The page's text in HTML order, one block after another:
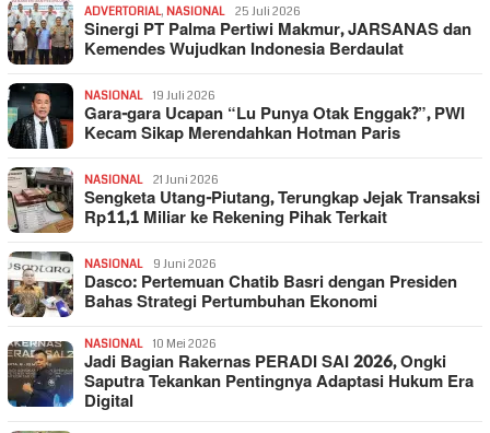
ADVERTORIAL, NASIONAL 25 Juli 2026
Sinergi PT Palma Pertiwi Makmur, JARSANAS dan
Kemendes Wujudkan Indonesia Berdaulat
NASIONAL 19 Juli 2026
Gara-gara Ucapan “Lu Punya Otak Enggak?”, PWI
Kecam Sikap Merendahkan Hotman Paris
NASIONAL 21 Juni 2026
Sengketa Utang-Piutang, Terungkap Jejak Transaksi
Rp11,1 Miliar ke Rekening Pihak Terkait
NASIONAL 9 Juni 2026
Dasco: Pertemuan Chatib Basri dengan Presiden
Bahas Strategi Pertumbuhan Ekonomi
NASIONAL 10 Mei 2026
Jadi Bagian Rakernas PERADI SAI 2026, Ongki
Saputra Tekankan Pentingnya Adaptasi Hukum Era
Digital